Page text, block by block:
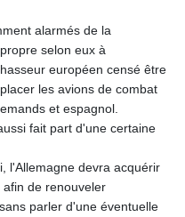
alarmés de la
selon eux à
européen censé être
les avions de combat
et espagnol.
fait part d'une certaine
l'Allemagne devra acquérir
de renouveler
parler d'une éventuelle